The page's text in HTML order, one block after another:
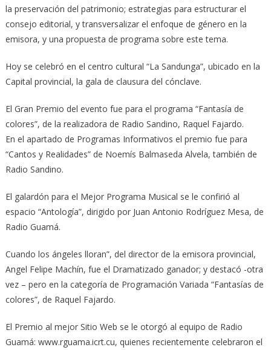
la preservación del patrimonio; estrategias para estructurar el
consejo editorial, y transversalizar el enfoque de género en la
emisora, y una propuesta de programa sobre este tema.
Hoy se celebró en el centro cultural “La Sandunga”, ubicado en la
Capital provincial, la gala de clausura del cónclave.
El Gran Premio del evento fue para el programa “Fantasía de
colores”, de la realizadora de Radio Sandino, Raquel Fajardo.
En el apartado de Programas Informativos el premio fue para
“Cantos y Realidades” de Noemís Balmaseda Alvela, también de
Radio Sandino.
El galardón para el Mejor Programa Musical se le confirió al
espacio “Antología”, dirigido por Juan Antonio Rodríguez Mesa, de
Radio Guamá.
Cuando los ángeles lloran”, del director de la emisora provincial,
Angel Felipe Machín, fue el Dramatizado ganador; y destacó -otra
vez – pero en la categoría de Programación Variada “Fantasías de
colores”, de Raquel Fajardo.
El Premio al mejor Sitio Web se le otorgó al equipo de Radio
Guamá: www.rguama.icrt.cu, quienes recientemente celebraron el